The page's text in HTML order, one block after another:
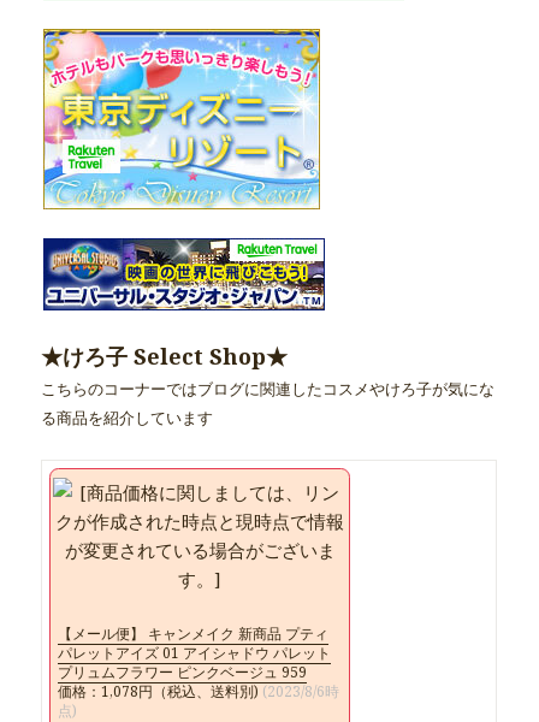
★けろ子 Select Shop★
こちらのコーナーではブログに関連したコスメやけろ子が気にな
る商品を紹介しています
【メール便】 キャンメイク 新商品 プティ
パレットアイズ 01 アイシャドウ パレット
プリュムフラワー ピンクベージュ 959
価格：1,078円（税込、送料別) (2023/8/6時
点)